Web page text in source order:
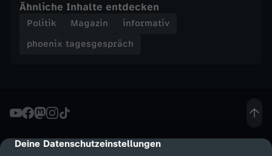
cmp-dialog-description
Deine Datenschutzeinstellungen
s
ä
c
Ähnliche Inhalte entdecken
Politik Magazin
informativ
phoenix tagesgespräch